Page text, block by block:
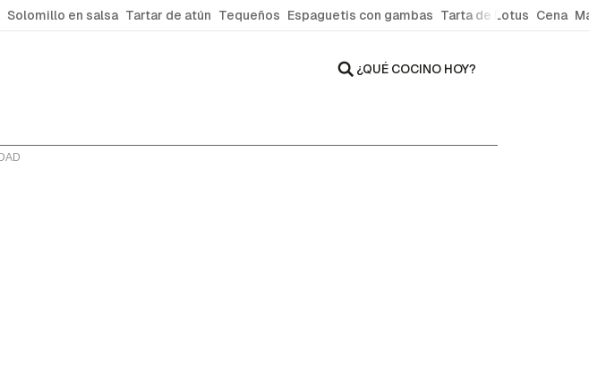
Solomillo en salsa Tartar de atún Tequeños Espaguetis con gambas Tarta de Lotus Cena
¿QUÉ COCINO HOY?